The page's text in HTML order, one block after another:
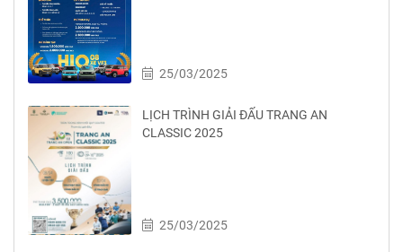
25/03/2025
LỊCH TRÌNH GIẢI ĐẤU TRANG AN
CLASSIC 2025
25/03/2025